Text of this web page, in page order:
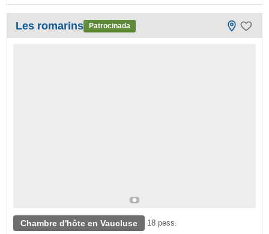
Les romarins Patrocinada
Chambre d'hôte en Vaucluse 18 pess.